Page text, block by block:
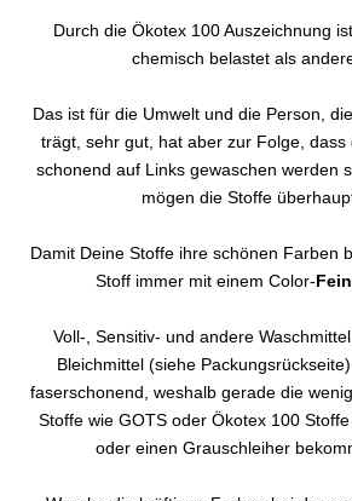
Durch die Ökotex 100 Auszeichnung
chemisch belastet als
Das ist für die Umwelt und die Person,
trägt, sehr gut, hat aber zur Folge, dass
schonend auf Links gewaschen werden
mögen die Stoffe
Damit Deine Stoffe ihre schönen Farben
Stoff immer mit einem Color-Fein
Voll-, Sensitiv- und andere
Bleichmittel (siehe
faserschonend, weshalb gerade die
Stoffe wie GOTS oder Ökotex 100
oder einen Grauschleiher